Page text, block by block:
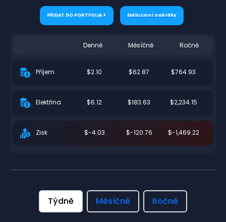
PŘIDAT DO PORTFOLIA + Exkluzivní nabídky
Denně Měsíčně Ročně
Příjem $2.10 $62.87 $764.93
Elektřina $6.12 $183.63 $2,234.15
Zisk $-4.03 $-120.76 $-1,469.22
Týdně Měsíčně Ročně